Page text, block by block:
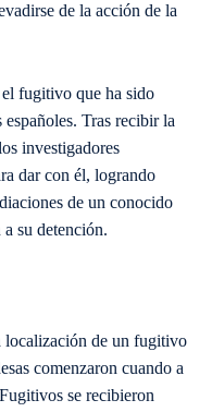
de la acción de la
fugitivo que ha sido
Tras recibir la
investigadores
dar con él, logrando
de un conocido
su detención.
localización de un fugitivo
comenzaron cuando a
se recibieron